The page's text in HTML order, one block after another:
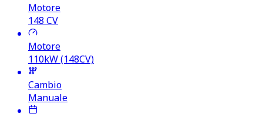
Motore
148 CV
Motore
110kW (148CV)
Cambio
Manuale